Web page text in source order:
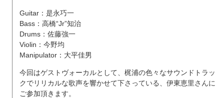
Guitar：是永巧一
Bass：高橋“Jr”知治
Drums：佐藤強一
Violin：今野均
Manipulator：大平佳男
今回はゲストヴォーカルとして、梶浦の色々なサウンドトラッ
クでリリカルな歌声を響かせて下さっている、伊東恵里さんに
ご参加頂きます。